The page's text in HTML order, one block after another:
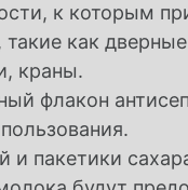
к которым
такие как
краны.
флакон
и пакетики